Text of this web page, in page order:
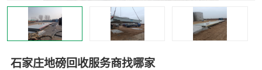
石家庄地磅回收服务商找哪家
塑料撕碎机 金属撕碎机